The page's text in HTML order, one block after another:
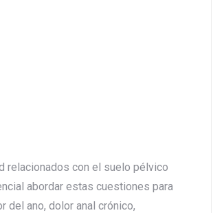
relacionados con el suelo pélvico
abordar estas cuestiones para
del ano, dolor anal crónico,